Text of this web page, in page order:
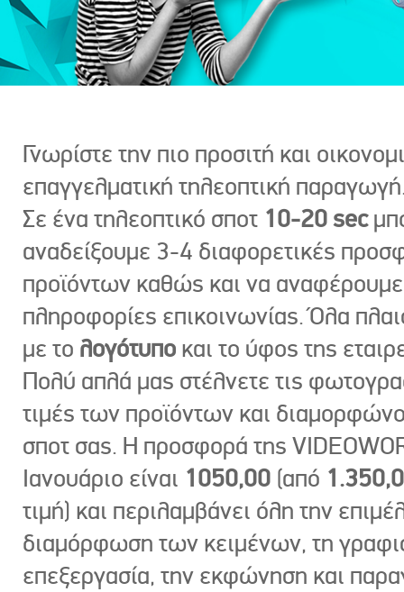
Γνωρίστε την πιο προσιτή και
επαγγελματική τηλεοπτική
Σε ένα τηλεοπτικό σποτ 10-20 sec
αναδείξουμε 3-4 διαφορετικές
προϊόντων καθώς και να
πληροφορίες επικοινωνίας. Όλα
με το λογότυπο και το ύφος της
Πολύ απλά μας στέλνετε τις
τιμές των προϊόντων και
σποτ σας. Η προσφορά της
Ιανουάριο είναι 1050,00 (από
τιμή) και περιλαμβάνει όλη την
διαμόρφωση των κειμένων, τη
επεξεργασία, την εκφώνηση και